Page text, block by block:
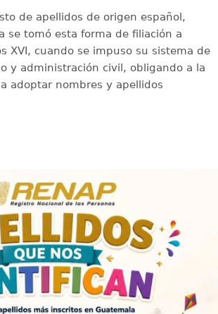
de apellidos de origen español,
se tomó esta forma de filiación a
XVI, cuando se impuso su sistema de
y administración civil, obligando a la
adoptar nombres y apellidos